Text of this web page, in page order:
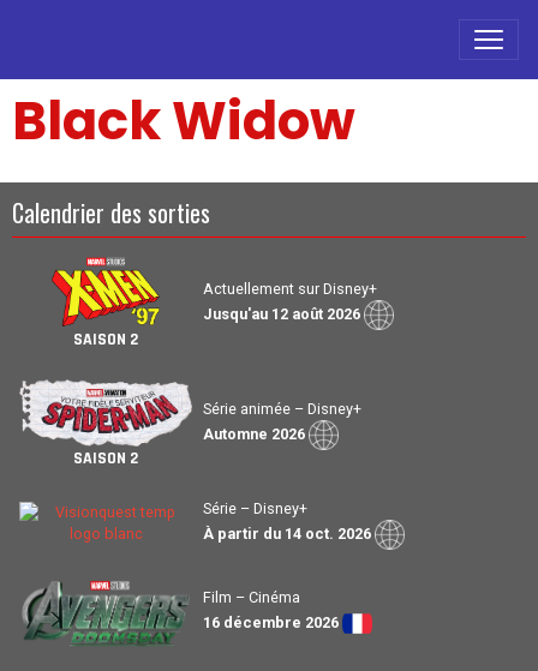
Black Widow
Calendrier des sorties
SAISON 2
Actuellement sur Disney+
Jusqu'au 12 août 2026
SAISON 2
Série animée – Disney+
Automne 2026
Série – Disney+
À partir du 14 oct. 2026
Film – Cinéma
16 décembre 2026